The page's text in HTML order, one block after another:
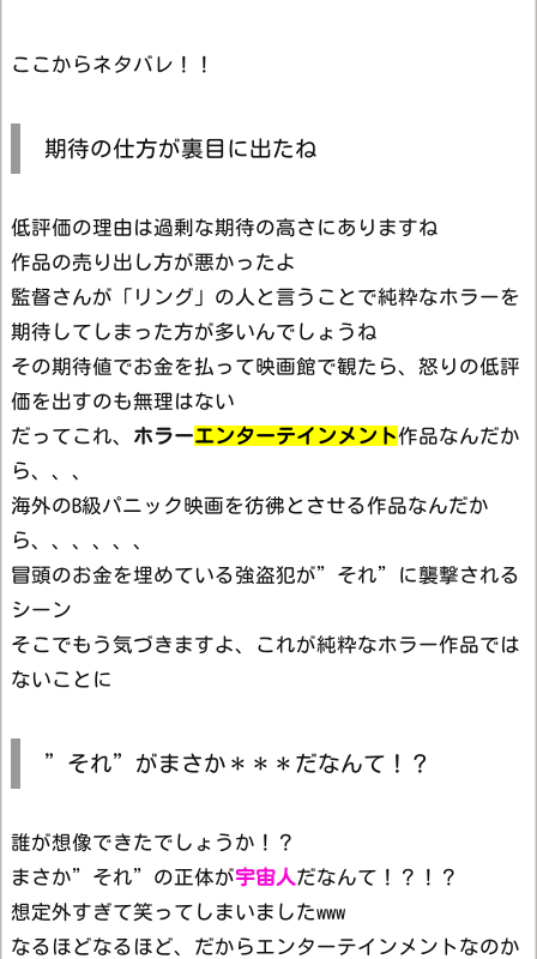
ここからネタバレ！！
期待の仕方が裏目に出たね
低評価の理由は過剰な期待の高さにありますね
作品の売り出し方が悪かったよ
監督さんが「リング」の人と言うことで純粋なホラーを
期待してしまった方が多いんでしょうね
その期待値でお金を払って映画館で観たら、怒りの低評
価を出すのも無理はない
だってこれ、 ホラーエンターテインメント作品なんだか
ら、、、
海外のB級パニック映画を彷彿とさせる作品なんだか
ら、、、、、、
冒頭のお金を埋めている強盗犯が”それ”に襲撃される
シーン
そこでもう気づきますよ、これが純粋なホラー作品では
ないことに
”それ”がまさか＊＊＊だなんて！？
誰が想像できたでしょうか！？
まさか”それ”の正体が宇宙人だなんて！？！？
想定外すぎて笑ってしまいましたwww
なるほどなるほど、だからエンターテインメントなのか